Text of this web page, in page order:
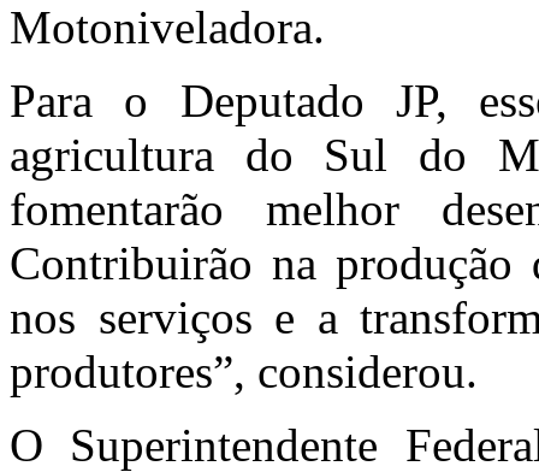
Motoniveladora.
Para o Deputado JP,
agricultura do Sul do
fomentarão melhor
Contribuirão na
nos serviços e a
produtores”, considerou.
O Superintendente